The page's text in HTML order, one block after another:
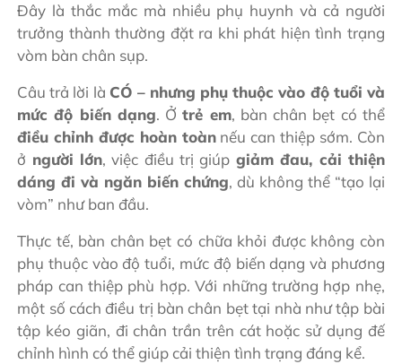
Đây là thắc mắc mà nhiều phụ huynh và cả người
trưởng thành thường đặt ra khi phát hiện tình trạng
vòm bàn chân sụp.
Câu trả lời là CÓ – nhưng phụ thuộc vào độ tuổi và
mức độ biến dạng. Ởtrẻ em, bàn chân bẹt có thể
điều chỉnh được hoàn toànnếu can thiệp sớm. Còn
ở người lớn, việc điều trị giúp giảm đau, cải thiện
dáng đi và ngăn biến chứng, dù không thể “tạo lại
vòm” như ban đầu.
Thực tế, bàn chân bẹt có chữa khỏi được không còn
phụ thuộc vào độ tuổi, mức độ biến dạng và phương
pháp can thiệp phù hợp. Với những trường hợp nhẹ,
một số cách điều trị bàn chân bẹt tại nhà như tập bài
tập kéo giãn, đi chân trần trên cát hoặc sử dụng đế
chỉnh hình có thể giúp cải thiện tình trạng đáng kể.